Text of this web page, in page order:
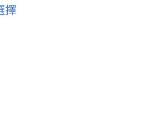
擇